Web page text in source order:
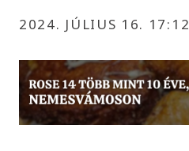
2024. JÚLIUS 16. 17:12